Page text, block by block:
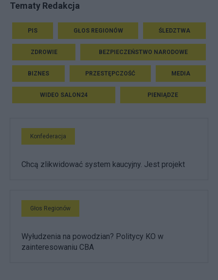
Tematy Redakcja
PIS GŁOS REGIONÓW ŚLEDZTWA
ZDROWIE BEZPIECZEŃSTWO NARODOWE
BIZNES PRZESTĘPCZOŚĆ MEDIA
WIDEO SALON24 PIENIĄDZE
Konfederacja
Chcą zlikwidować system kaucyjny. Jest projekt
Głos Regionów
Wyłudzenia na powodzian? Politycy KO w
zainteresowaniu CBA